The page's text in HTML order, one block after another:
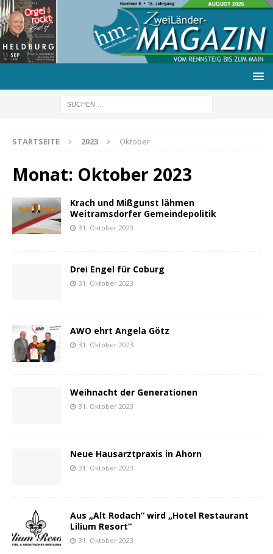
STARTSEITE 2023 Oktober
Monat: Oktober 2023
Krach und Mißgunst lähmen
Weitramsdorfer Gemeindepolitik
31. Oktober 2023
Drei Engel für Coburg
31. Oktober 2023
AWO ehrt Angela Götz
31. Oktober 2023
Weihnacht der Generationen
31. Oktober 2023
Neue Hausarztpraxis in Ahorn
31. Oktober 2023
Aus „Alt Rodach“ wird „Hotel Restaurant
Lilium Resort“
31. Oktober 2023